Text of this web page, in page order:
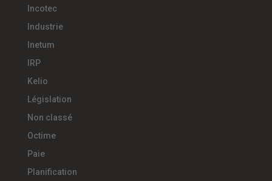
Incotec
Industrie
Inetum
IRP
Kelio
Législation
Non classé
Octime
Paie
Planification